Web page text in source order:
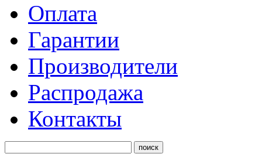
Оплата
Гарантии
Производители
Распродажа
Контакты